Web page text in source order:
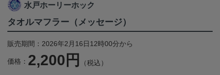
水戸ホーリーホック
タオルマフラー（メッセージ）
販売期間：2026年2月16日12時00分から
価格： 2,200円 （税込）